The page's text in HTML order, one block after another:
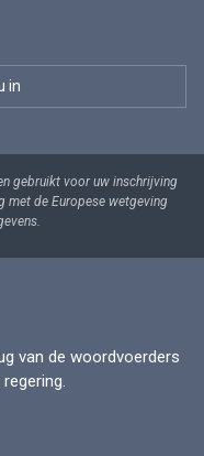
gebruikt voor uw inschrijving
met de Europese wetgeving
van de woordvoerders